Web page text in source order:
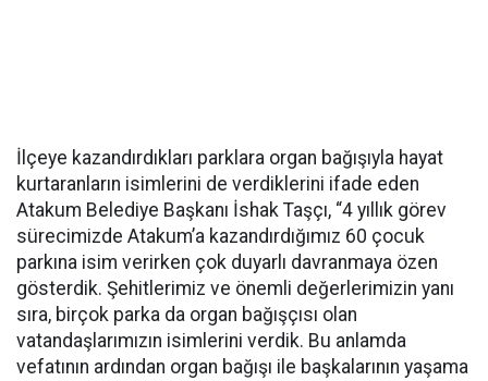
İlçeye kazandırdıkları parklara organ bağışıyla hayat
kurtaranların isimlerini de verdiklerini ifade eden
Atakum Belediye Başkanı İshak Taşçı, “4 yıllık görev
sürecimizde Atakum’a kazandırdığımız 60 çocuk
parkına isim verirken çok duyarlı davranmaya özen
gösterdik. Şehitlerimiz ve önemli değerlerimizin yanı
sıra, birçok parka da organ bağışçısı olan
vatandaşlarımızın isimlerini verdik. Bu anlamda
vefatının ardından organ bağışı ile başkalarının yaşama